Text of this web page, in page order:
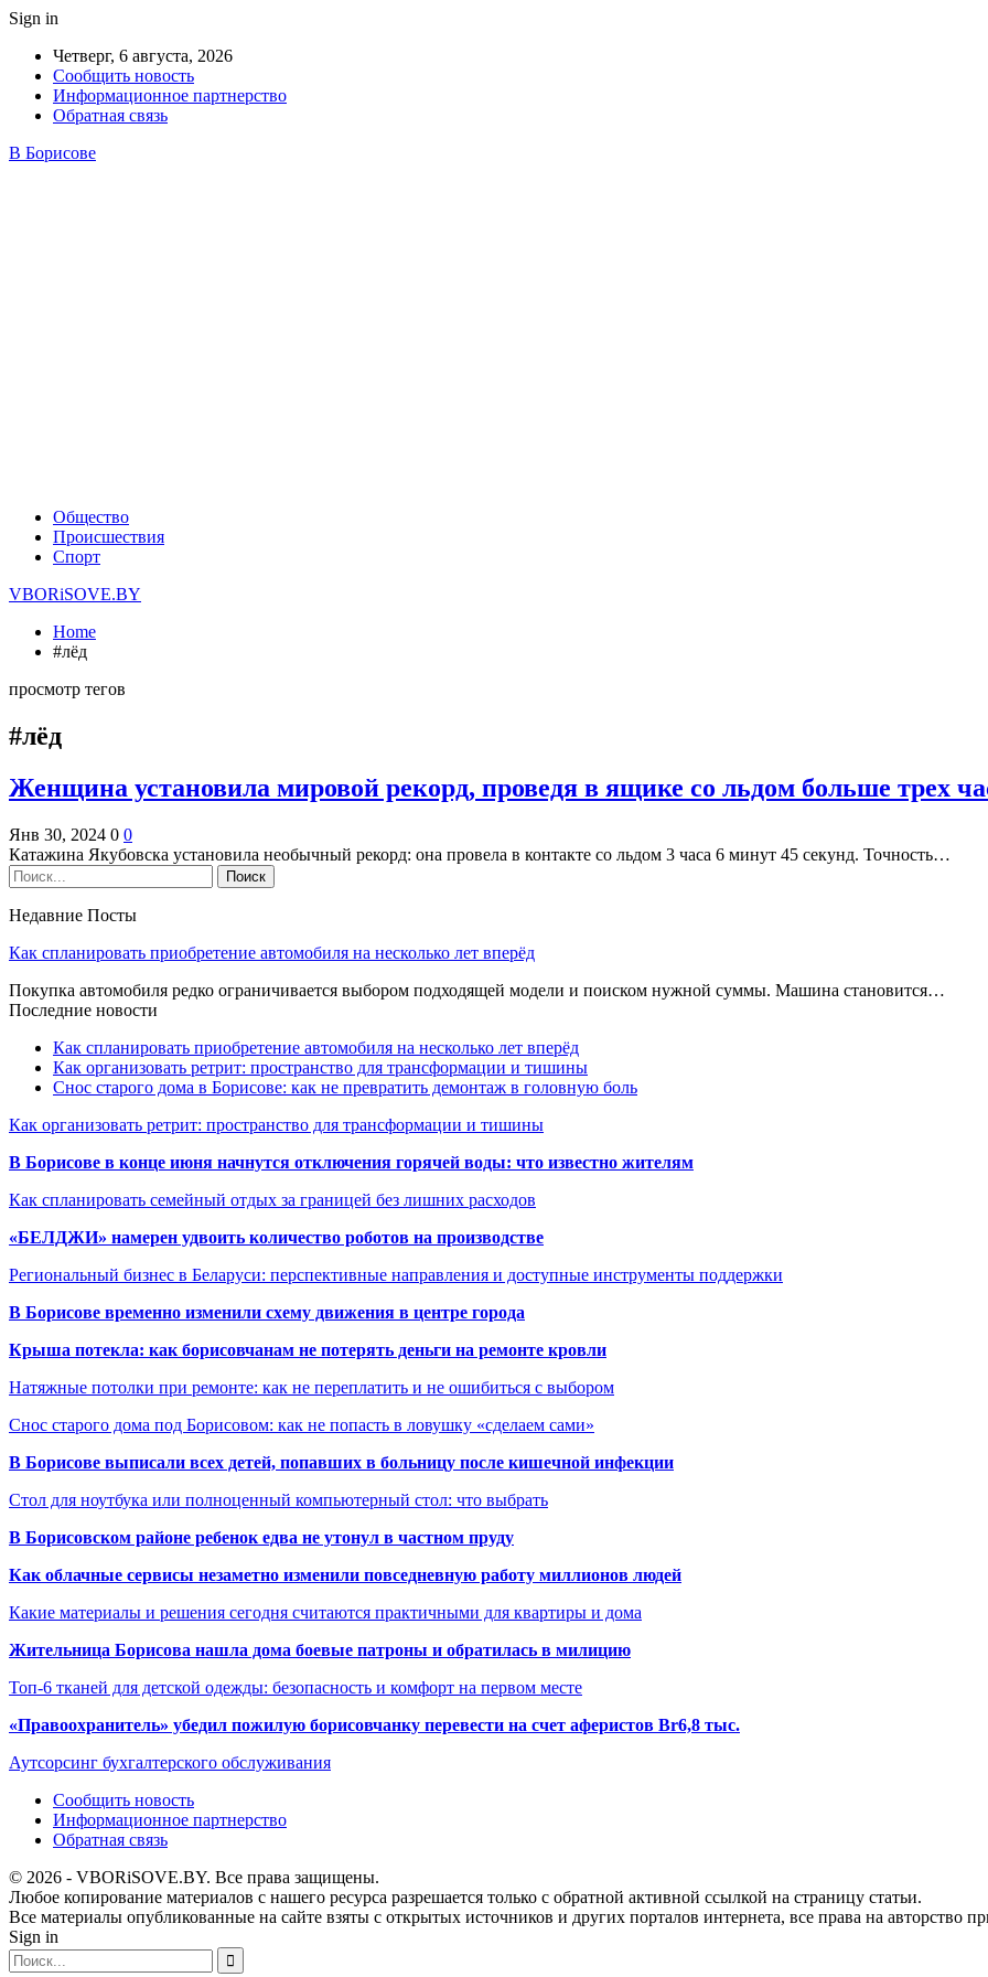
Sign in
Четверг, 6 августа, 2026
Сообщить новость
Информационное партнерство
Обратная связь
В Борисове
Общество
Происшествия
Спорт
VBORiSOVE.BY
Home
#лёд
просмотр тегов
#лёд
Женщина установила мировой рекорд, проведя в ящике со льдом больше трех
Янв 30, 2024 0 0
Катажина Якубовска установила необычный рекорд: она провела в контакте со льдом 3 часа 6 минут 45 секунд. Точность…
Недавние Посты
Как спланировать приобретение автомобиля на несколько лет вперёд
Покупка автомобиля редко ограничивается выбором подходящей модели и поиском нужной суммы. Машина становится…
Последние новости
Как спланировать приобретение автомобиля на несколько лет вперёд
Как организовать ретрит: пространство для трансформации и тишины
Снос старого дома в Борисове: как не превратить демонтаж в головную боль
Как организовать ретрит: пространство для трансформации и тишины
В Борисове в конце июня начнутся отключения горячей воды: что известно жителям
Как спланировать семейный отдых за границей без лишних расходов
«БЕЛДЖИ» намерен удвоить количество роботов на производстве
Региональный бизнес в Беларуси: перспективные направления и доступные инструменты поддержки
В Борисове временно изменили схему движения в центре города
Крыша потекла: как борисовчанам не потерять деньги на ремонте кровли
Натяжные потолки при ремонте: как не переплатить и не ошибиться с выбором
Снос старого дома под Борисовом: как не попасть в ловушку «сделаем сами»
В Борисове выписали всех детей, попавших в больницу после кишечной инфекции
Стол для ноутбука или полноценный компьютерный стол: что выбрать
В Борисовском районе ребенок едва не утонул в частном пруду
Как облачные сервисы незаметно изменили повседневную работу миллионов людей
Какие материалы и решения сегодня считаются практичными для квартиры и дома
Жительница Борисова нашла дома боевые патроны и обратилась в милицию
Топ-6 тканей для детской одежды: безопасность и комфорт на первом месте
«Правоохранитель» убедил пожилую борисовчанку перевести на счет аферистов Br6,8 тыс.
Аутсорсинг бухгалтерского обслуживания
Сообщить новость
Информационное партнерство
Обратная связь
© 2026 - VBORiSOVE.BY. Все права защищены.
Любое копирование материалов с нашего ресурса разрешается только с обратной активной ссылкой на страницу статьи.
Все материалы опубликованные на сайте взяты с открытых источников и других порталов интернета, все права на авторство
Sign in